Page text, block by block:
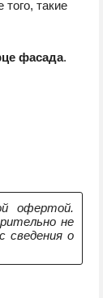
такие
фасада.
офертой.
не
сведения о